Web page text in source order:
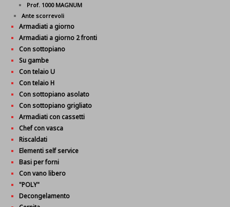
Prof. 1000 MAGNUM
Ante scorrevoli
Armadiati a giorno
Armadiati a giorno 2 fronti
Con sottopiano
Su gambe
Con telaio U
Con telaio H
Con sottopiano asolato
Con sottopiano grigliato
Armadiati con cassetti
Chef con vasca
Riscaldati
Elementi self service
Basi per forni
Con vano libero
"POLY"
Decongelamento